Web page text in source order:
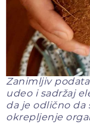
Zanimljiv
udeo i sadržaj
da je odlično da
okrepljenje